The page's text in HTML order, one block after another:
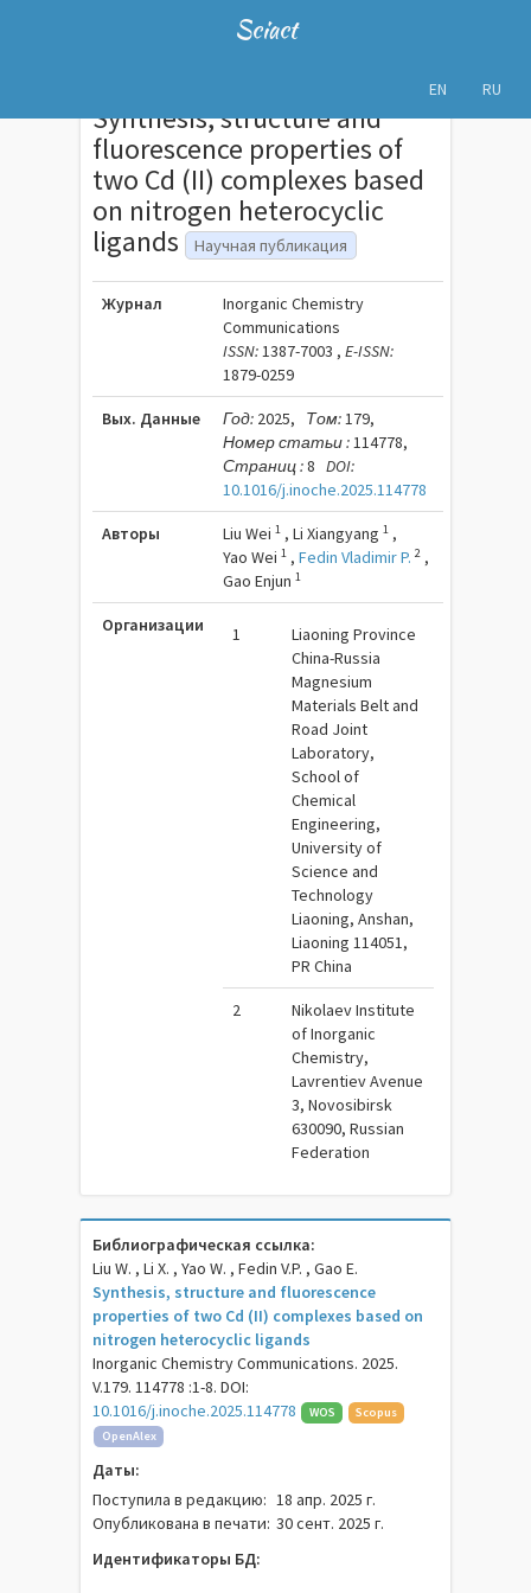
Sciact
EN RU
Synthesis, structure and
fluorescence properties of
two Cd (II) complexes based
on nitrogen heterocyclic
ligands Научная публикация
Журнал
Inorganic Chemistry
Communications
ISSN:1387-7003 ,E-ISSN:
1879-0259
Вых. Данные Год: 2025, Том:179,
Номер статьи :114778,
Страниц :8 DOI:
10.1016/j.inoche.2025.114778
Авторы Liu Wei1 ,Li Xiangyang1 ,
Yao Wei1 ,Fedin Vladimir P. 2 ,
Gao Enjun1
Организации 1
Liaoning Province
China-Russia
Magnesium
Materials Belt and
Road Joint
Laboratory,
School of
Chemical
Engineering,
University of
Science and
Technology
Liaoning, Anshan,
Liaoning 114051,
PR China
2
Nikolaev Institute
of Inorganic
Chemistry,
Lavrentiev Avenue
3, Novosibirsk
630090, Russian
Federation
Библиографическая ссылка:
Liu W. , Li X. , Yao W. , Fedin V.P. , Gao E.
Synthesis, structure and fluorescence
properties of two Cd (II) complexes based on
nitrogen heterocyclic ligands
Inorganic Chemistry Communications. 2025.
V.179. 114778 :1-8. DOI:
10.1016/j.inoche.2025.114778
WOS
Scopus
OpenAlex
Даты:
Поступила в редакцию: 18 апр. 2025 г.
Опубликована в печати: 30 сент. 2025 г.
Идентификаторы БД: